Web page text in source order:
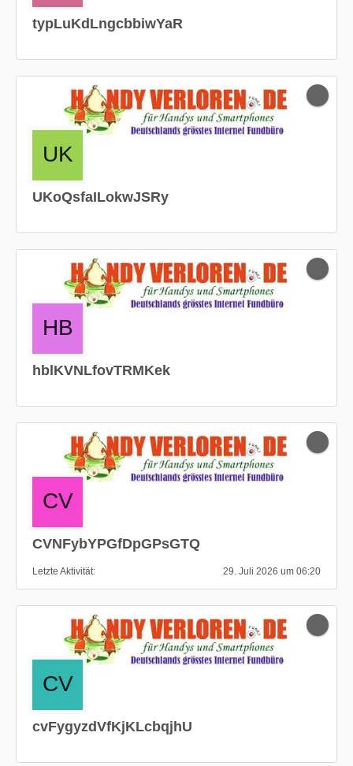
typLuKdLngcbbiwYaR
UKoQsfaILokwJSRy
hblKVNLfovTRMKek
CVNFybYPGfDpGPsGTQ
Letzte Aktivität 29. Juli 2026 um 06:20
cvFygyzdVfKjKLcbqjhU